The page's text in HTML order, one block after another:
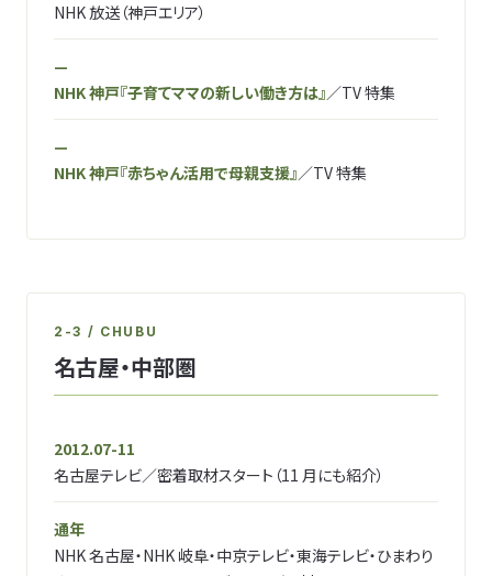
NHK 放送（神戸エリア）
—
NHK 神戸『子育てママの新しい働き方は』／TV 特集
—
NHK 神戸『赤ちゃん活用で母親支援』／TV 特集
2-3 / CHUBU
名古屋・中部圏
2012.07-11
名古屋テレビ／密着取材スタート（11 月にも紹介）
通年
NHK 名古屋・NHK 岐阜・中京テレビ・東海テレビ・ひまわり